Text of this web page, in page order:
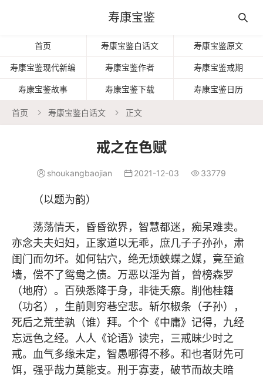
寿康宝鉴 
首页 寿康宝鉴白话文 寿康宝鉴原文
寿康宝鉴现代新编 寿康宝鉴作者 寿康宝鉴戒期
寿康宝鉴故事 寿康宝鉴下载 寿康宝鉴日历
首页  寿康宝鉴白话文  正文
戒之在色赋
 shoukangbaojian  2021-12-03  33779
（以题为韵）
荡荡情天，昏昏欲界，智慧都迷，痴呆难卖。
亦念夫夫妇妇，正家道以无乖，庶几子子孙孙，肃
闺门而勿坏。如何钻穴，绝无烦蛱蝶之媒，竟至逾
墙，偿不了鸳鸯之债。万恶以淫为首，曾榜森罗
（地府）。百殃悉降于身，非徒夭瘵。削他桂籍
（功名），生前则穷巷空悲。斩尔椒条（子孙），
死后之荒茔孰（谁）拜。个个《中庸》记得，九经
忘远色之经。人人《论语》读完，三戒昧少时之
戒。血气多缘未定，智愚哪得不移。和也者财先可
饵，强乎哉力莫能支。刑于寡妻，破节而故夫暗